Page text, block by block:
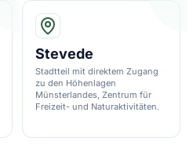
Stevede
Stadtteil mit direktem Zugang
zu den Höhenlagen
Münsterlandes, Zentrum für
Freizeit- und Naturaktivitäten.